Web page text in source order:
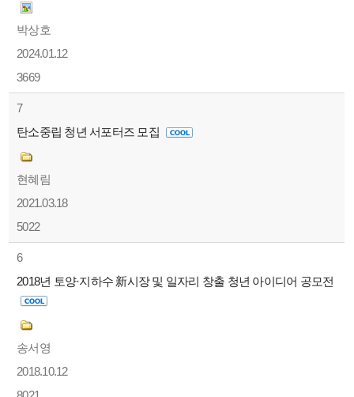
박상호
2024.01.12
3669
7
탄소중립 청년 서포터즈 모집
현혜림
2021.03.18
5022
6
2018년 토양·지하수 新시장 및 일자리 창출 청년 아이디어 공모전
송서영
2018.10.12